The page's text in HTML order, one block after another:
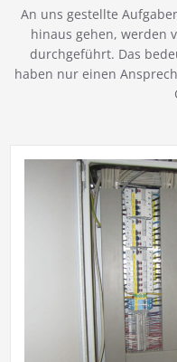
An uns gestellte
hinaus gehen, werden
durchgeführt. Das
haben nur einen